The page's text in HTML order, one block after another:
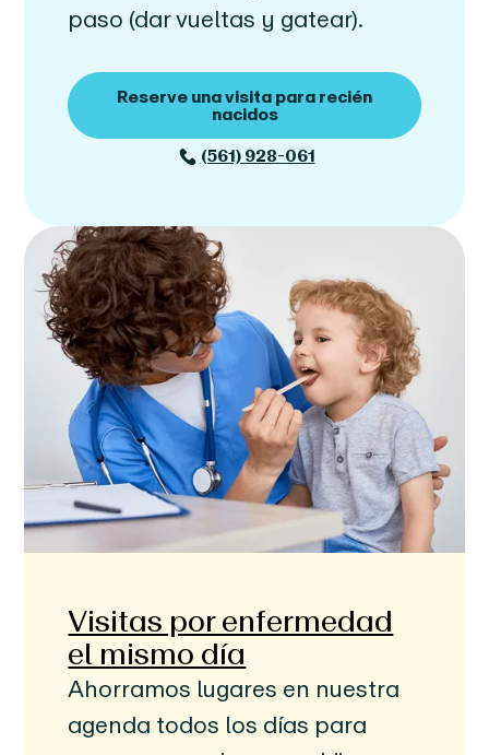
paso (dar vueltas y gatear).
Reserve una visita para recién
nacidos
(561) 928-061
Visitas por enfermedad
el mismo día
Ahorramos lugares en nuestra
agenda todos los días para